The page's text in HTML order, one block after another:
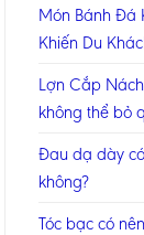
Món Bánh Đá
Khiến Du
Lợn Cắp
không thể bỏ
Đau dạ dày
không?
Tóc bạc có